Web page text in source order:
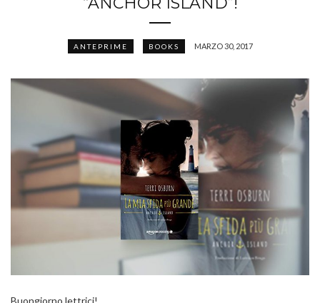
ANTEPRIME BOOKS MARZO 30, 2017
Buongiorno lettrici!